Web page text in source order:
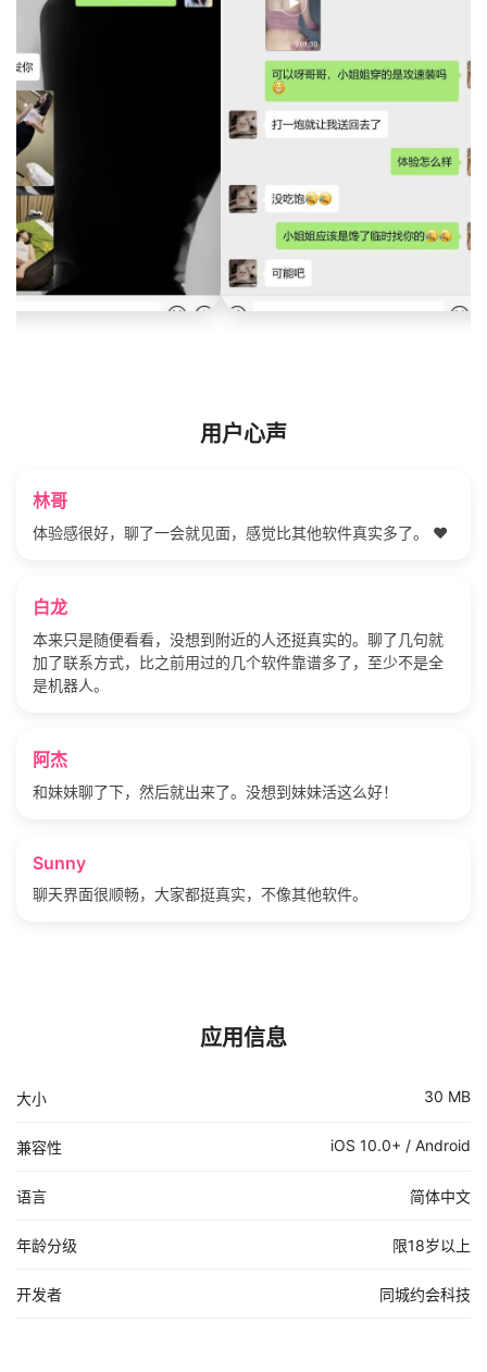
用户心声
林哥
体验感很好，聊了一会就见面，感觉比其他软件真实多了。 ❤️
白龙
本来只是随便看看，没想到附近的人还挺真实的。聊了几句就
加了联系方式，比之前用过的几个软件靠谱多了，至少不是全
是机器人。
阿杰
和妹妹聊了下，然后就出来了。没想到妹妹活这么好！
Sunny
聊天界面很顺畅，大家都挺真实，不像其他软件。
应用信息
大小 30 MB
兼容性 iOS 10.0+ / Android
语言 简体中文
年龄分级 限18岁以上
开发者 同城约会科技